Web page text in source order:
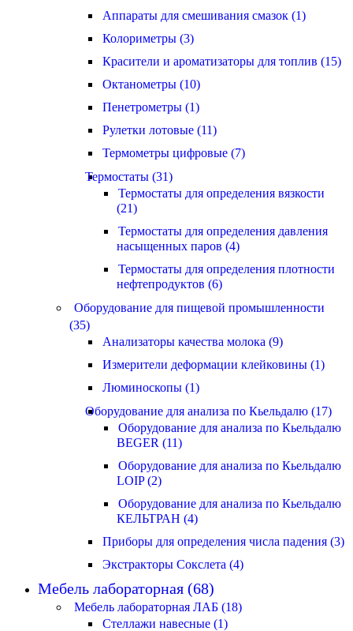
Аппараты для смешивания смазок (1)
Колориметры (3)
Красители и ароматизаторы для топлив (15)
Октанометры (10)
Пенетрометры (1)
Рулетки лотовые (11)
Термометры цифровые (7)
Термостаты (31)
Термостаты для определения вязкости
(21)
Термостаты для определения давления
насыщенных паров (4)
Термостаты для определения плотности
нефтепродуктов (6)
Оборудование для пищевой промышленности
(35)
Анализаторы качества молока (9)
Измерители деформации клейковины (1)
Люминоскопы (1)
Оборудование для анализа по Кьельдалю (17)
Оборудование для анализа по Кьельдалю
BEGER (11)
Оборудование для анализа по Кьельдалю
LOIP (2)
Оборудование для анализа по Кьельдалю
КЕЛЬТРАН (4)
Приборы для определения числа падения (3)
Экстракторы Сокслета (4)
Мебель лабораторная (68)
Мебель лабораторная ЛАБ (18)
Стеллажи навесные (1)